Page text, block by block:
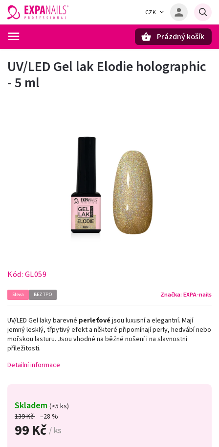
CZK
Prázdný košík
UV/LED Gel lak Elodie holographic
- 5 ml
Kód: GL059
Sleva BEZ TPO Značka: EXPA-nails
139 Kč –28 %
99 Kč/ ks
Skladem (>5 ks)
UV/LED Gel laky barevné perleťové jsou luxusní a elegantní. Mají
jemný lesklý, třpytivý efekt a některé připomínají perly, hedvábí nebo
mořskou lasturu. Jsou vhodné na běžné nošení i na slavnostní
příležitosti.
Detailní informace